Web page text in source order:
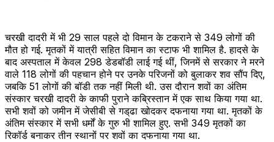
चरखी दादरी में भी 29 साल पहले दो विमान के टकराने से 349 लोगों की
मौत हो गई. मृतकों में यात्री सहित विमान का स्टाफ भी शामिल है. हादसे के
बाद अस्पताल में केवल 298 डेडबॉडी लाई गई थीं, जिनमें से सरकार ने मरने
वाले 118 लोगों की पहचान होने पर उनके परिजनों को बुलाकर शव सौंप दिए,
जबकि 51 लोगों की बॉडी तक नहीं मिली थी. उस दौरान शवों का अंतिम
संस्कार चरखी दादरी के काफी पुराने कब्रिस्तान में एक साथ किया गया था.
सभी शवों को जमीन में जेसीबी से गड्‌ढा खोदकर दफनाया गया था. मृतकों के
अंतिम संस्कार में सभी धर्मों के गुरु भी शामिल हुए. सभी 349 मृतकों का
रिकॉर्ड बनाकर तीन स्थानों पर शवों का दफनाया गया था.